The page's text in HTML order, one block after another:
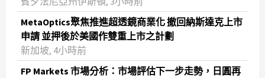
MetaOptics聚焦推進超透鏡商業化 撤回納斯達克上市
申請 並押後於美國作雙重上市之計劃
新加坡, 4小時前
FP Markets 市場分析：市場評估下一步走勢，日圓再